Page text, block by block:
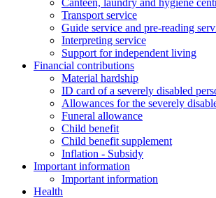
Canteen, laundry and hygiene
Transport service
Guide service and pre-reading
Interpreting service
Support for independent living
Financial contributions
Material hardship
ID card of a severely disabled
Allowances for the severely
Funeral allowance
Child benefit
Child benefit supplement
Inflation - Subsidy
Important information
Important information
Health